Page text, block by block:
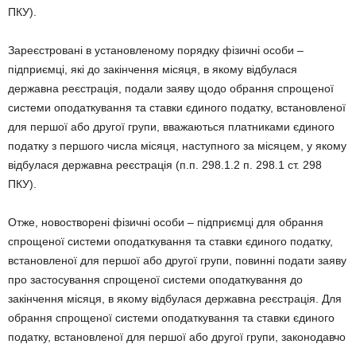
ПКУ).
Зареєстровані в установленому порядку фізичні особи –
підприємці, які до закінчення місяця, в якому відбулася
державна реєстрація, подали заяву щодо обрання спрощеної
системи оподаткування та ставки єдиного податку, встановленої
для першої або другої групи, вважаються платниками єдиного
податку з першого числа місяця, наступного за місяцем, у якому
відбулася державна реєстрація (п.п. 298.1.2 п. 298.1 ст. 298
ПКУ).
Отже, новостворені фізичні особи – підприємці для обрання
спрощеної системи оподаткування та ставки єдиного податку,
встановленої для першої або другої групи, повинні подати заяву
про застосування спрощеної системи оподаткування до
закінчення місяця, в якому відбулася державна реєстрація. Для
обрання спрощеної системи оподаткування та ставки єдиного
податку, встановленої для першої або другої групи, законодавчо